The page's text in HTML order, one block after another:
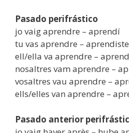
Pasado perifrástico
jo vaig aprendre – aprendí
tu vas aprendre – aprendiste
ell/ella va aprendre –
nosaltres vam aprendre –
vosaltres vau aprendre –
ells/elles van aprendre –
Pasado anterior